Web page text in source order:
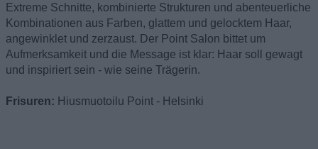
Extreme Schnitte, kombinierte Strukturen und abenteuerliche
Kombinationen aus Farben, glattem und gelocktem Haar,
angewinklet und zerzaust. Der Point Salon bittet um
Aufmerksamkeit und die Message ist klar: Haar soll gewagt
und inspiriert sein - wie seine Trägerin.
Frisuren: Hiusmuotoilu Point - Helsinki